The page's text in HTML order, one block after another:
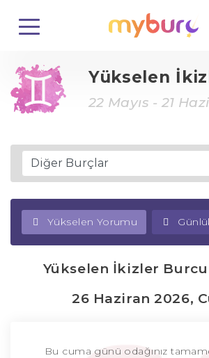
Yükselen
22 Mayıs - 21
Yükselen Yorumu
Yükselen İkizler
26 Haziran 2026,
Bu cuma günü odağınız